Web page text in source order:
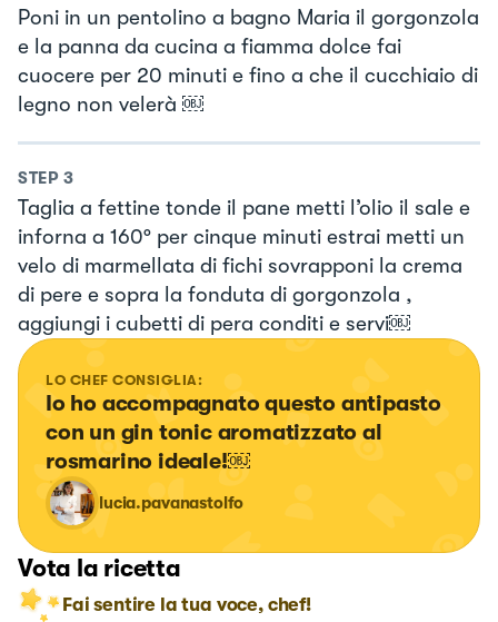
Poni in un pentolino a bagno Maria il gorgonzola
e la panna da cucina a fiamma dolce fai
cuocere per 20 minuti e fino a che il cucchiaio di
legno non velerà ￼
STEP 3
Taglia a fettine tonde il pane metti l’olio il sale e
inforna a 160° per cinque minuti estrai metti un
velo di marmellata di fichi sovrapponi la crema
di pere e sopra la fonduta di gorgonzola ,
aggiungi i cubetti di pera conditi e servi￼
LO CHEF CONSIGLIA:
Io ho accompagnato questo antipasto
con un gin tonic aromatizzato al
rosmarino ideale!￼
lucia.pavanastolfo
Vota la ricetta
Fai sentire la tua voce, chef!